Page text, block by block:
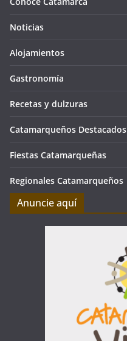
Noticias
Alojamientos
Gastronomía
Recetas y dulzuras
Catamarqueños Destacados
Fiestas Catamarqueñas
Regionales Catamarqueños
Anuncie aquí